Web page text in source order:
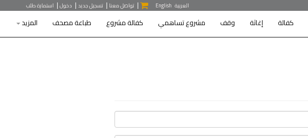
| استمارة طلب | دخول | تسجيل جديد | تواصل معنا English العربية
كفالة إغاثة وقف مشروع تساهمي كفالة مشروع طباعة مصحف المزيد